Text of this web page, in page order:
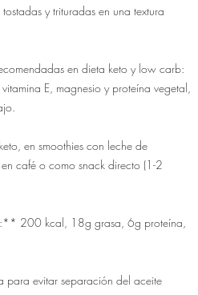
y trituradas en una textura
en dieta keto y low carb:
E, magnesio y proteína vegetal,
en smoothies con leche de
café o como snack directo (1-2
200 kcal, 18g grasa, 6g proteína,
evitar separación del aceite